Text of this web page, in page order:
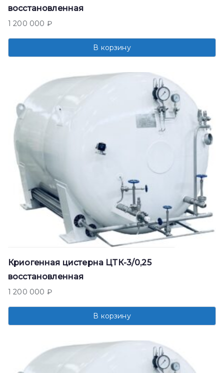
восстановленная
1 200 000 ₽
В корзину
Криогенная цистерна ЦТК-3/0,25
восстановленная
1 200 000 ₽
В корзину